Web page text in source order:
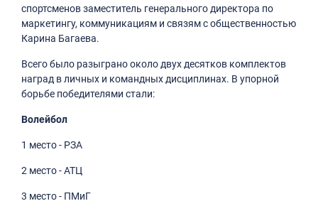
спортсменов заместитель генерального директора по
маркетингу, коммуникациям и связям с общественностью
Карина Багаева.
Всего было разыграно около двух десятков комплектов
наград в личных и командных дисциплинах. В упорной
борьбе победителями стали:
Волейбол
1 место - РЗА
2 место - АТЦ
3 место - ПМиГ